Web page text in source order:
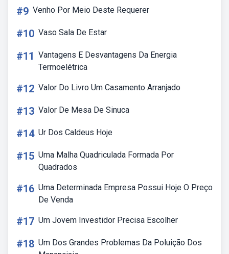
#9 Venho Por Meio Deste Requerer
#10 Vaso Sala De Estar
#11 Vantagens E Desvantagens Da Energia
Termoelétrica
#12 Valor Do Livro Um Casamento Arranjado
#13 Valor De Mesa De Sinuca
#14 Ur Dos Caldeus Hoje
#15 Uma Malha Quadriculada Formada Por
Quadrados
#16 Uma Determinada Empresa Possui Hoje O Preço
De Venda
#17 Um Jovem Investidor Precisa Escolher
#18 Um Dos Grandes Problemas Da Poluição Dos